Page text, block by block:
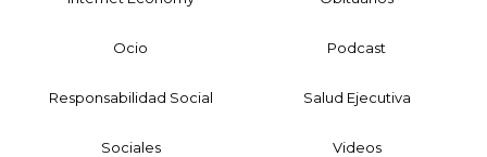
Ocio Podcast
Responsabilidad Social Salud Ejecutiva
Sociales Videos